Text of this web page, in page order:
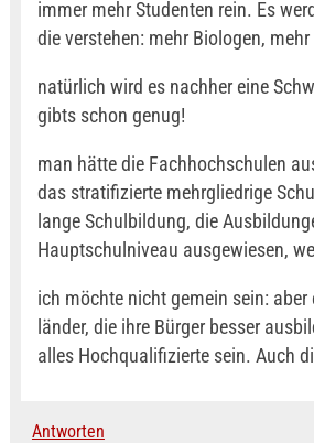
immer mehr Studenten rein. Es
die verstehen: mehr Biologen,
natürlich wird es nachher eine
gibts schon genug!
man hätte die Fachhochschulen
das stratifizierte mehrgliedrige
lange Schulbildung, die
Hauptschulniveau ausgewiesen,
ich möchte nicht gemein sein:
länder, die ihre Bürger besser
alles Hochqualifizierte sein. Auch
Antworten